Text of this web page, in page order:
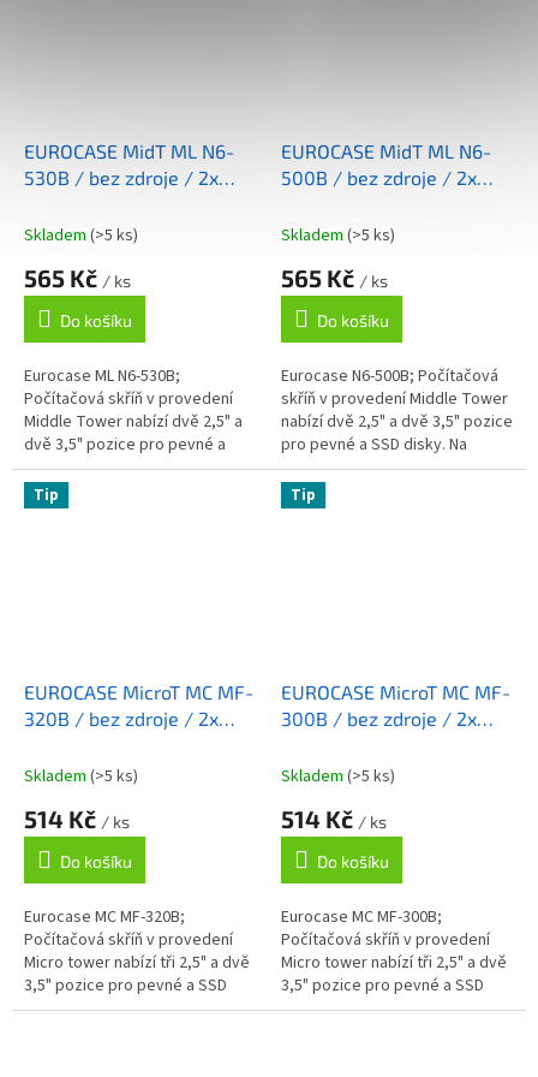
EUROCASE MidT ML N6-
530B / bez zdroje / 2x
Skladem (>5 ks)
565 Kč / ks
Do košíku
Eurocase ML N6-530B;
Počítačová skříň v provedení
Middle Tower nabízí dvě 2,5" a
dvě 3,5" pozice pro pevné a
SSD disky. Na předním panelu
jsou umístěny dva USB 3.0
porty,...
EUROCASE MidT ML N6-
500B / bez zdroje / 2x
Skladem (>5 ks)
565 Kč / ks
Do košíku
Eurocase N6-500B; Počítačová
skříň v provedení Middle Tower
nabízí dvě 2,5" a dvě 3,5" pozice
pro pevné a SSD disky. Na
předním panelu jsou umístěny
dva USB 3.0 porty,...
Tip
EUROCASE MicroT MC MF-
320B / bez zdroje / 2x
Skladem (>5 ks)
514 Kč / ks
Do košíku
Eurocase MC MF-320B;
Počítačová skříň v provedení
Micro tower nabízí tři 2,5" a dvě
3,5" pozice pro pevné a SSD
disky. Na předním panelu jsou
Tip
EUROCASE MicroT MC MF-
300B / bez zdroje / 2x
Skladem (>5 ks)
514 Kč / ks
Do košíku
Eurocase MC MF-300B;
Počítačová skříň v provedení
Micro tower nabízí tři 2,5" a dvě
3,5" pozice pro pevné a SSD
disky. Na předním panelu jsou